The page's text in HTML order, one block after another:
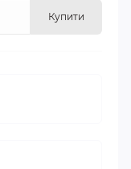
Купити